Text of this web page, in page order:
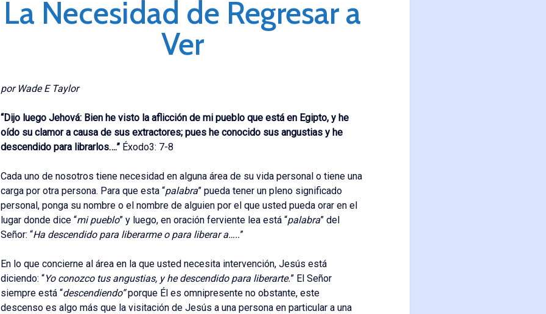
La Necesidad de Regresar a
Ver
por Wade E Taylor
“Dijo luego Jehová: Bien he visto la aflicción de mi pueblo que está en Egipto, y he
oído su clamor a causa de sus extractores; pues he conocido sus angustias y he
descendido para librarlos….” Éxodo3: 7-8
Cada uno de nosotros tiene necesidad en alguna área de su vida personal o tiene una
carga por otra persona. Para que esta “palabra” pueda tener un pleno significado
personal, ponga su nombre o el nombre de alguien por el que usted pueda orar en el
lugar donde dice “mi pueblo” y luego, en oración ferviente lea está “palabra” del
Señor: “Ha descendido para liberarme o para liberar a…..”
En lo que concierne al área en la que usted necesita intervención, Jesús está
diciendo: “Yo conozco tus angustias, y he descendido para liberarte.” El Señor
siempre está “descendiendo”porque Él es omnipresente no obstante, este
descenso es algo más que la visitación de Jesús a una persona en particular a una